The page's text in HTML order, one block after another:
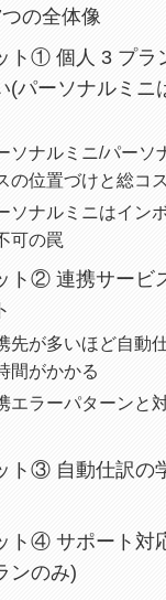
の全体像
ト① 個人 3 プラ
(パーソナルミニ
ソナルミニ/パーソ
の位置づけと総コ
ソナルミニはイン
可の罠
ト② 連携サービ
先が多いほど自動
間がかかる
エラーパターンと
ト③ 自動仕訳の
ト④ サポート対
ンのみ)